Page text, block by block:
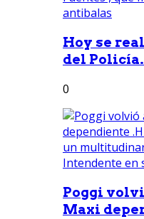
Hoy se
del
0
Poggi
Maxi